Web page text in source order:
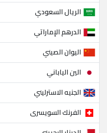
الريال السعودي
الدرهم الإماراتي
اليوان الصيني
الين الياباني
الجنيه الاسترليني
الفرنك السويسرى